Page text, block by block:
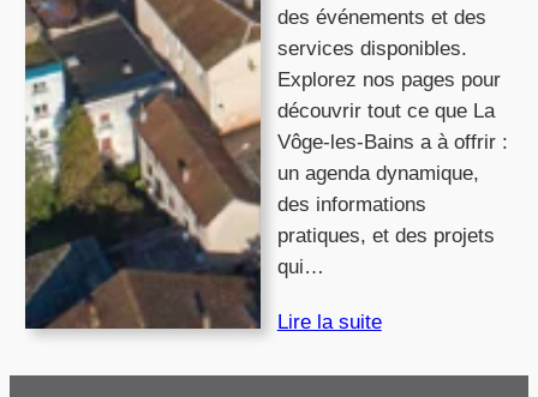
des événements et des
services disponibles.
Explorez nos pages pour
découvrir tout ce que La
Vôge-les-Bains a à offrir :
un agenda dynamique,
des informations
pratiques, et des projets
qui…
Lire la suite